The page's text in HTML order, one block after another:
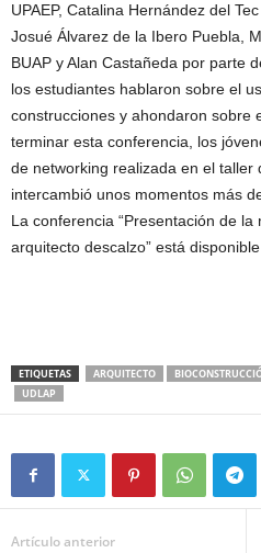
UPAEP, Catalina Hernández del
Josué Álvarez de la Ibero Puebla,
BUAP y Alan Castañeda por parte
los estudiantes hablaron sobre el
construcciones y ahondaron sobre
terminar esta conferencia, los
de networking realizada en el
intercambió unos momentos más
La conferencia “Presentación de
arquitecto descalzo” está
ETIQUETAS ARQUITECTO
UDLAP
Artículo anterior